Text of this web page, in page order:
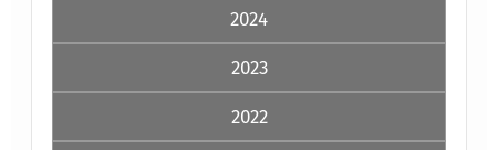
2024
2023
2022